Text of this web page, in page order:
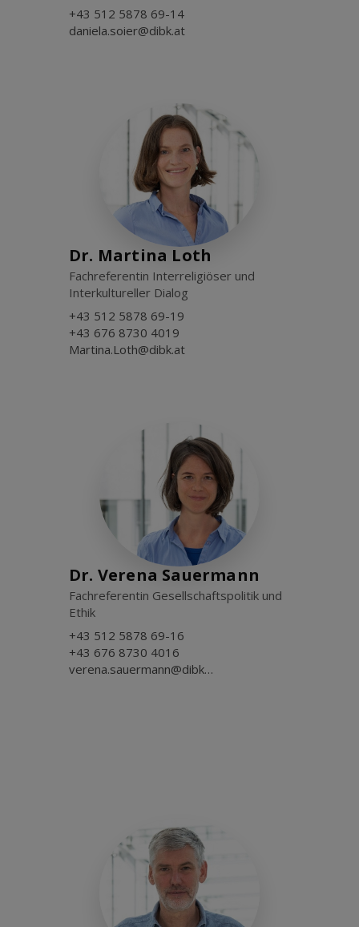
+43 512 5878 69-14
daniela.soier@dibk.at
Dr. Martina Loth
Fachreferentin Interreligiöser und
Interkultureller Dialog
+43 512 5878 69-19
+43 676 8730 4019
Martina.Loth@dibk.at
Dr. Verena Sauermann
Fachreferentin Gesellschaftspolitik und
Ethik
+43 512 5878 69-16
+43 676 8730 4016
verena.sauermann@dibk.at